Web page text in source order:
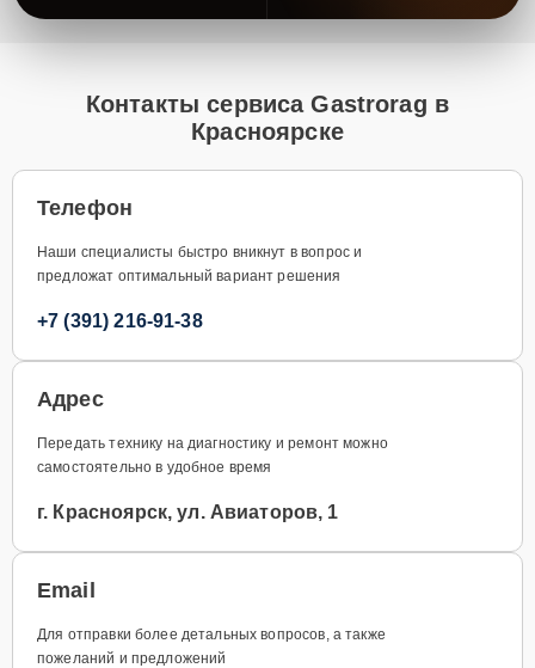
Контакты сервиса Gastrorag в
Красноярске
Телефон
Наши специалисты быстро вникнут в вопрос и
предложат оптимальный вариант решения
+7 (391) 216-91-38
Адрес
Передать технику на диагностику и ремонт можно
самостоятельно в удобное время
г. Красноярск, ул. Авиаторов, 1
Email
Для отправки более детальных вопросов, а также
пожеланий и предложений